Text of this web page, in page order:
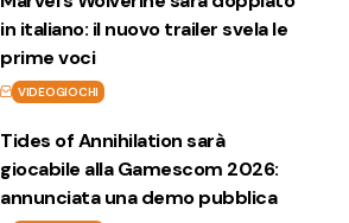
in italiano: il nuovo trailer svela le
prime voci
VIDEOGIOCHI
Tides of Annihilation sarà
giocabile alla Gamescom 2026:
annunciata una demo pubblica